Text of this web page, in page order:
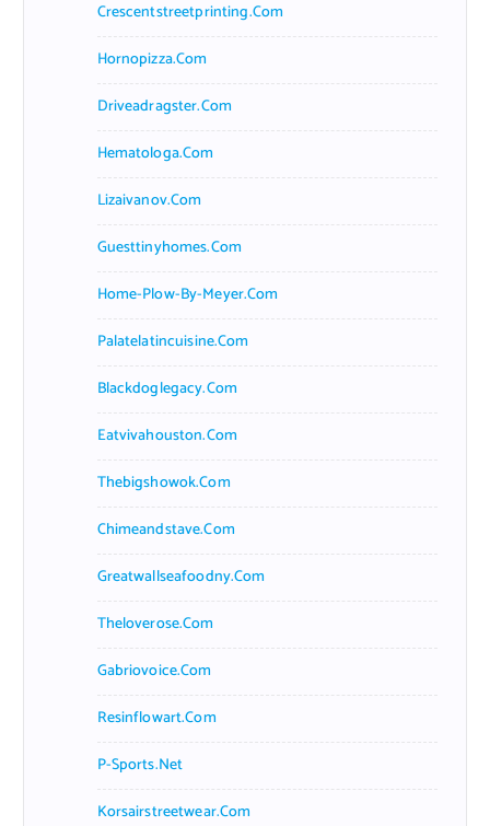
Crescentstreetprinting.com
Hornopizza.com
Driveadragster.com
Hematologa.com
Lizaivanov.com
Guesttinyhomes.com
Home-Plow-By-Meyer.com
Palatelatincuisine.com
Blackdoglegacy.com
Eatvivahouston.com
Thebigshowok.com
Chimeandstave.com
Greatwallseafoodny.com
Theloverose.com
Gabriovoice.com
Resinflowart.com
P-Sports.net
Korsairstreetwear.com